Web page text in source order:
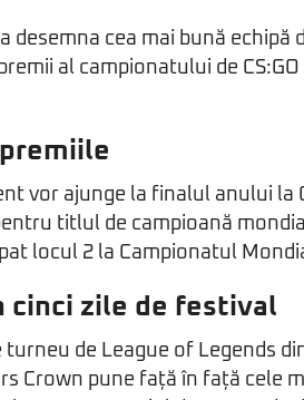
desemna cea mai bună echipă
al campionatului de CS:GO
vor ajunge la finalul anului la
titlul de campioană
locul 2 la Campionatul
cinci zile de festival
turneu de League of Legends
Crown pune față în față cele